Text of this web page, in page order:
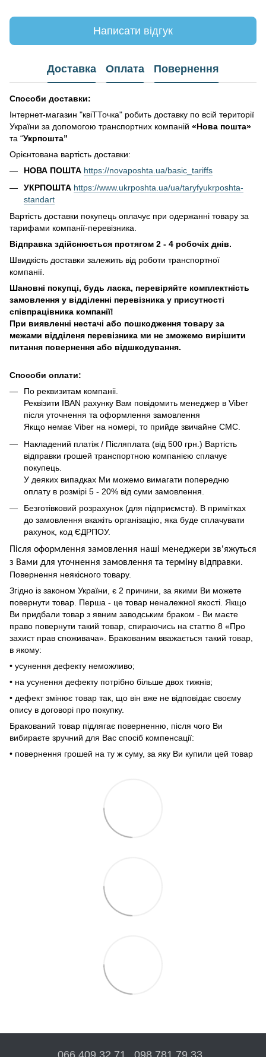
Написати відгук
Доставка Оплата Повернення
Способи доставки:
Інтернет-магазин "квіТТочка" робить доставку по всій території
України за допомогою транспортних компаній «Нова пошта»
та “Укрпошта”
Орієнтована вартість доставки:
НОВА ПОШТА https://novaposhta.ua/basic_tariffs
УКРПОШТА https://www.ukrposhta.ua/ua/taryfyukrposhta-
standart
Вартість доставки покупець оплачує при одержанні товару за
тарифами компанії-перевізника.
Відправка здійснюється протягом 2 - 4 робочіх днів.
Швидкість доставки залежить від роботи транспортної
компанії.
Шановні покупці, будь ласка, перевіряйте комплектність
замовлення у відділенні перевізника у присутності
співпрацівника компанії!
При виявленні нестачі або пошкодження товару за
межами відділеня перевізника ми не зможемо вирішити
питання повернення або відшкодування.
Способи оплати:
По реквизитам компаніі.
Реквізити IBAN рахунку Вам повідомить менеджер в Viber
після уточнення та оформлення замовлення
Якщо немає Viber на номері, то прийде звичайне СМС.
Накладений платіж / Післяплата (від 500 грн.) Вартість
відправки грошей транспортною компанією сплачує
покупець.
У деяких випадках Ми можемо вимагати попередню
оплату в розмірі 5 - 20% від суми замовлення.
Безготівковий розрахунок (для підприємств). В примітках
до замовлення вкажіть організацію, яка буде сплачувати
рахунок, код ЄДРПОУ.
Після оформлення замовлення наші менеджери зв'яжуться
з Вами для уточнення замовлення та терміну відправки.
Повернення неякісного товару.
Згідно із законом України, є 2 причини, за якими Ви можете
повернути товар. Перша - це товар неналежної якості. Якщо
Ви придбали товар з явним заводським браком - Ви маєте
право повернути такий товар, спираючись на статтю 8 «Про
захист прав споживача». Бракованим вважається такий товар,
в якому:
• усунення дефекту неможливо;
• на усунення дефекту потрібно більше двох тижнів;
• дефект змінює товар так, що він вже не відповідає своєму
опису в договорі про покупку.
Бракований товар підлягає поверненню, після чого Ви
вибираєте зручний для Вас спосіб компенсації:
• повернення грошей на ту ж суму, за яку Ви купили цей товар
066 409 32 71 098 781 79 33